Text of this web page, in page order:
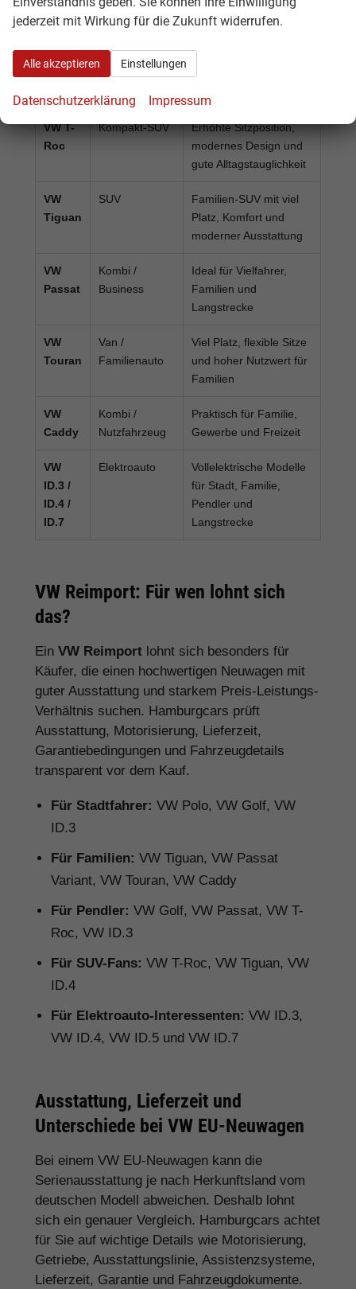
Alltagsauto,
Pendlerfahrzeug und
VW T-
Roc
Kompakt-SUV
Erhöhte Sitzposition,
modernes Design und
gute Alltagstauglichkeit
VW
Tiguan
SUV
Familien-SUV mit viel
Platz, Komfort und
moderner Ausstattung
VW
Passat
Kombi /
Business
Ideal für Vielfahrer,
Familien und
Langstrecke
VW
Touran
Van /
Familienauto
Viel Platz, flexible Sitze
und hoher Nutzwert für
Familien
VW
Caddy
Kombi /
Nutzfahrzeug
Praktisch für Familie,
Gewerbe und Freizeit
VW
ID.3 /
ID.4 /
ID.7
Elektroauto
Vollelektrische Modelle
für Stadt, Familie,
Pendler und
Langstrecke
VW Reimport: Für wen lohnt sich
das?
Ein VW Reimport lohnt sich besonders für
Käufer, die einen hochwertigen Neuwagen mit
guter Ausstattung und starkem Preis-Leistungs-
Verhältnis suchen. Hamburgcars prüft
Ausstattung, Motorisierung, Lieferzeit,
Garantiebedingungen und Fahrzeugdetails
transparent vor dem Kauf.
Für Stadtfahrer: VW Polo, VW Golf, VW
ID.3
Für Familien: VW Tiguan, VW Passat
Variant, VW Touran, VW Caddy
Für Pendler: VW Golf, VW Passat, VW T-
Roc, VW ID.3
Für SUV-Fans: VW T-Roc, VW Tiguan, VW
ID.4
Für Elektroauto-Interessenten: VW ID.3,
VW ID.4, VW ID.5 und VW ID.7
Ausstattung, Lieferzeit und
Unterschiede bei VW EU-Neuwagen
Bei einem VW EU-Neuwagen kann die
Serienausstattung je nach Herkunftsland vom
deutschen Modell abweichen. Deshalb lohnt
sich ein genauer Vergleich. Hamburgcars achtet
für Sie auf wichtige Details wie Motorisierung,
Getriebe, Ausstattungslinie, Assistenzsysteme,
Lieferzeit, Garantie und Fahrzeugdokumente.
jederzeit mit Wirkung für die Zukunft widerrufen.
Alle akzeptieren Einstellungen
Datenschutzerklärung Impressum